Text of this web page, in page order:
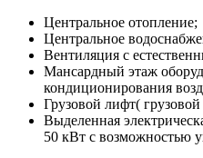
Центральное отопление;
Центральное
Вентиляция с
Мансардный этаж
кондиционирования
Грузовой лифт(
Выделенная
50 кВт с возможностью